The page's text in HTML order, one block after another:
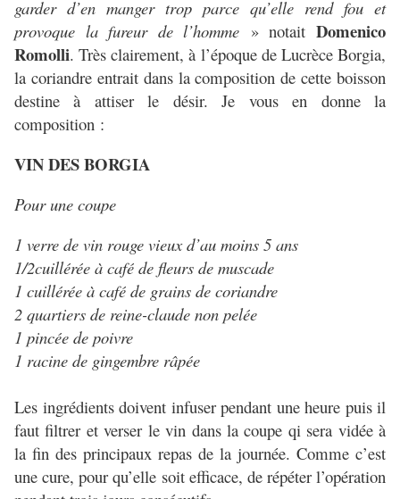
garder d’en manger trop parce qu’elle rend fou et
provoque la fureur de l’homme » notaitDomenico
Romolli. Très clairement, à l’époque de Lucrèce Borgia,
la coriandre entrait dans la composition de cette boisson
destine à attiser le désir. Je vous en donne la
composition :
VIN DES BORGIA
Pour une coupe
1 verre de vin rouge vieux d’au moins 5 ans
1/2cuillérée à café de fleurs de muscade
1 cuillérée à café de grains de coriandre
2 quartiers de reine-claude non pelée
1 pincée de poivre
1 racine de gingembre râpée
Les ingrédients doivent infuser pendant une heure puis il
faut filtrer et verser le vin dans la coupe qi sera vidée à
la fin des principaux repas de la journée. Comme c’est
une cure, pour qu’elle soit efficace, de répéter l’opération